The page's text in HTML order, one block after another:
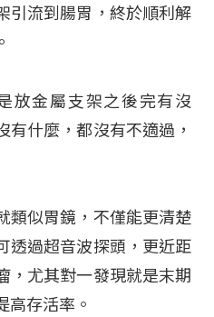
引流到腸胃，終於順利解
放金屬支架之後完有沒
有什麼，都沒有不適過，
類似胃鏡，不僅能更清楚
透過超音波探頭，更近距
，尤其對一發現就是末期
高存活率。